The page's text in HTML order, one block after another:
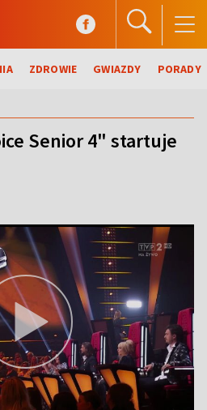
ZDROWIE GWIAZDY PORADY
Senior 4" startuje